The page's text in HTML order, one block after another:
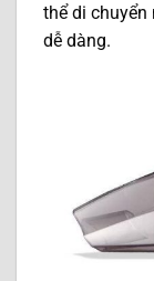
thể di chuyển
dễ dàng.